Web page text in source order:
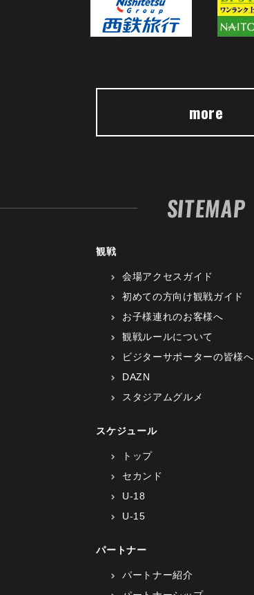
more
SITEMAP
観戦
会場アクセスガイド
初めての方向け観戦ガイド
お子様連れのお客様へ
観戦ルールについて
ビジターサポーターの皆様へ
DAZN
スタジアムグルメ
スケジュール
トップ
セカンド
U-18
U-15
パートナー
パートナー紹介